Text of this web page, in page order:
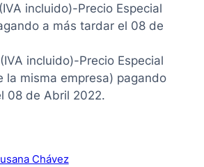
incluido)-Precio Especial
a más tardar el 08 de
incluido)-Precio Especial
la misma empresa) pagando
08 de Abril 2022.
Chávez